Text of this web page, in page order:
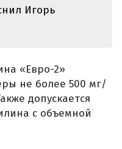
Игорь
«Евро-2»
не более 500 мг/
допускается
с объемной